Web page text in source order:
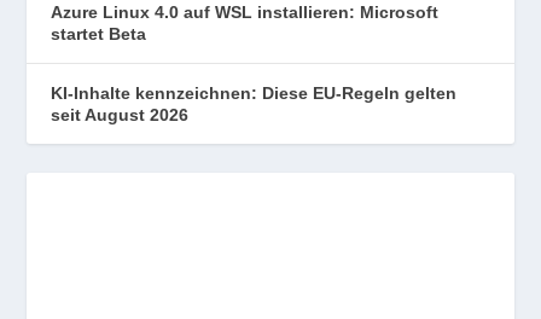
Azure Linux 4.0 auf WSL installieren: Microsoft
startet Beta
KI-Inhalte kennzeichnen: Diese EU-Regeln gelten
seit August 2026